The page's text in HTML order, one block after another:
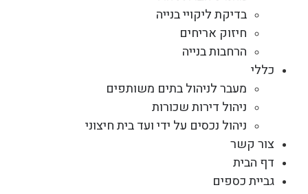
בדיקת ליקויי בנייה
חיזוק אריחים
הרחבות בנייה
כללי
מעבר לניהול בתים משותפים
ניהול דירות שכורות
ניהול נכסים על ידי ועד בית חיצוני
צור קשר
דף הבית
גביית כספים